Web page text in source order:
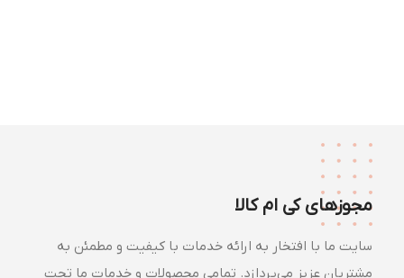
مجوزهای کی ام کالا
سایت ما با افتخار به ارائه خدمات با کیفیت و مطمئن به
مشتریان عزیز می‌پردازد. تمامی محصولات و خدمات ما تحت